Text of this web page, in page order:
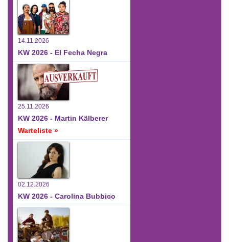
14.11.2026
KW 2026 - El Fecha Negra
25.11.2026
KW 2026 - Martin Kälberer
Warteliste »
02.12.2026
KW 2026 - Carolina Bubbico